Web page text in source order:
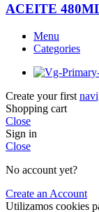
ACEITE
Menu
Categories
Create your first
Shopping cart
Close
Sign in
Close
No account yet?
Create an Account
Utilizamos cookies